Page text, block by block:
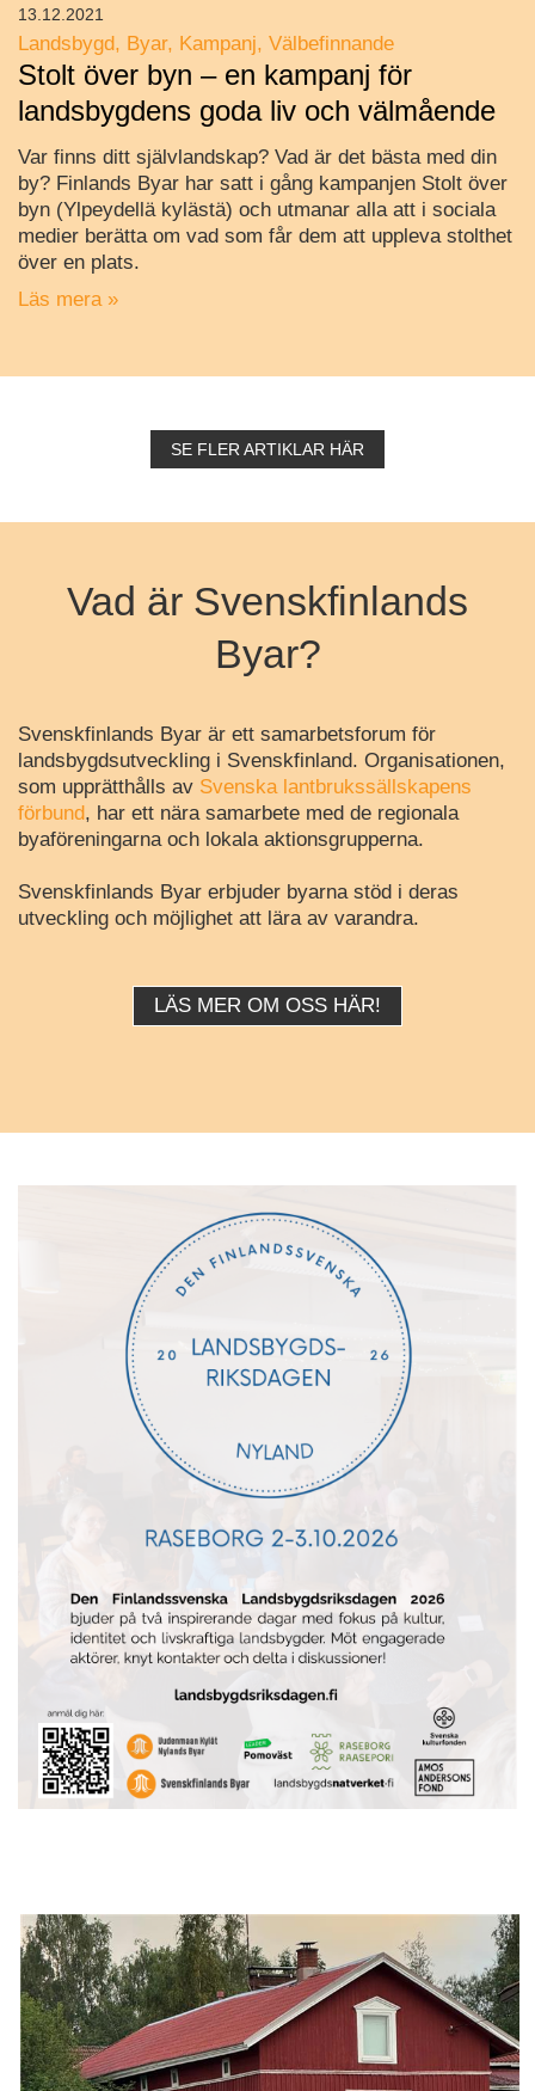
Landsbygd Byar Kampanj Välbefinnande
Stolt över byn – en kampanj för
landsbygdens goda liv och välmående
Var finns ditt självlandskap? Vad är det bästa med din
by? Finlands Byar har satt i gång kampanjen Stolt över
byn (Ylpeydellä kylästä) och utmanar alla att i sociala
medier berätta om vad som får dem att uppleva stolthet
över en plats.
Läs mera »
13.12.2021
SE FLER ARTIKLAR HÄR
Vad är Svenskfinlands
Byar?
Svenskfinlands Byar är ett samarbetsforum för
landsbygdsutveckling i Svenskfinland. Organisationen,
som upprätthålls av Svenska lantbrukssällskapens
förbund, har ett nära samarbete med de regionala
byaföreningarna och lokala aktionsgrupperna.
Svenskfinlands Byar erbjuder byarna stöd i deras
utveckling och möjlighet att lära av varandra.
LÄS MER OM OSS HÄR!